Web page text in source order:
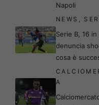
Napoli
NEWS
Serie B, 16
denuncia
cosa è
A